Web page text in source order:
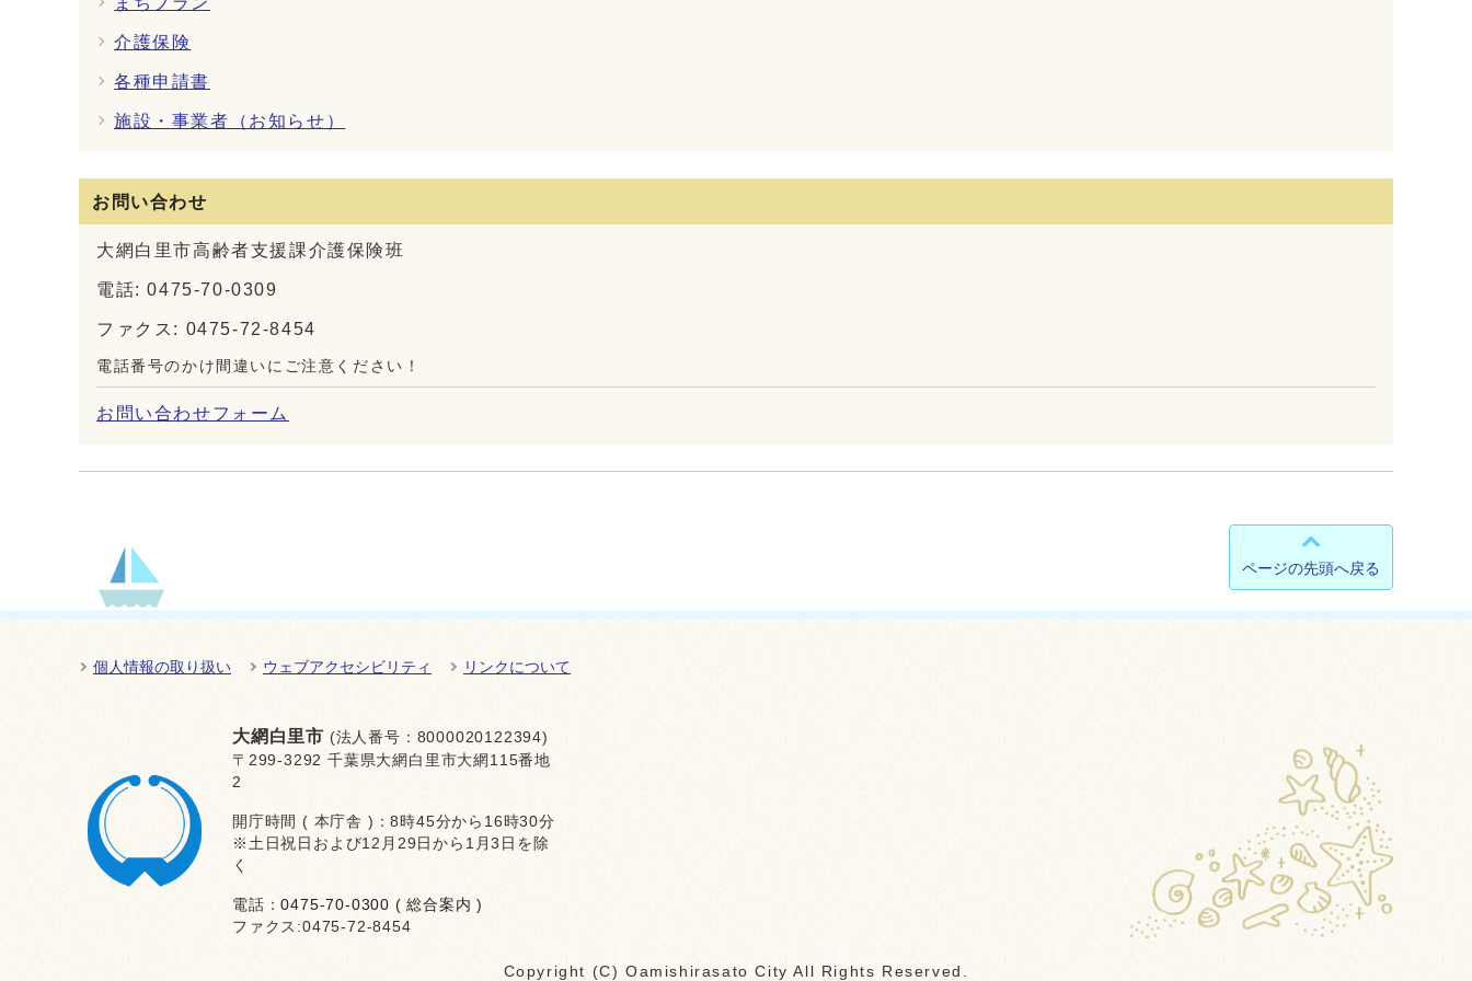
介護保険
各種申請書
施設・事業者（お知らせ）
お問い合わせ
大網白里市高齢者支援課介護保険班
電話: 0475-70-0309
ファクス: 0475-72-8454
電話番号のかけ間違いにご注意ください！
お問い合わせフォーム
ページの先頭へ戻る
個人情報の取り扱い ウェブアクセシビリティ リンクについて
大網白里市 (法人番号：8000020122394)
〒299-3292 千葉県大網白里市大網115番地
2
開庁時間 ( 本庁舎 )：8時45分から16時30分
※土日祝日および12月29日から1月3日を除
く
電話：0475-70-0300 ( 総合案内 )
ファクス:0475-72-8454
Copyright (C) Oamishirasato City All Rights Reserved.